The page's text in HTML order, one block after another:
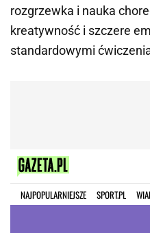
rozgrzewka i nauka
kreatywność i szczere
standardowymi